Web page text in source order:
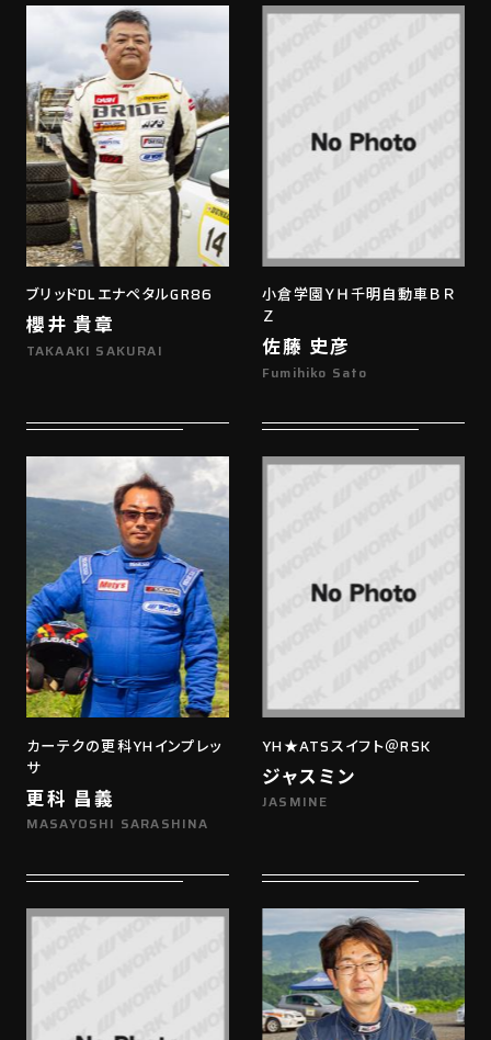
ブリッドDLエナペタルGR86
櫻井 貴章
TAKAAKI SAKURAI
小倉学園ＹＨ千明自動車ＢＲ
Ｚ
佐藤 史彦
Fumihiko Sato
カーテクの更科YHインプレッ
サ
更科 昌義
MASAYOSHI SARASHINA
YH★ATSスイフト＠RSK
ジャスミン
JASMINE